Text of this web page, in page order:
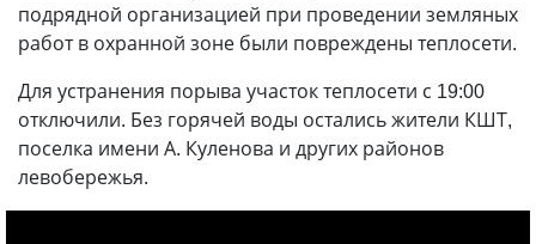
подрядной организацией при проведении земляных
работ в охранной зоне были повреждены теплосети.
Для устранения порыва участок теплосети с 19:00
отключили. Без горячей воды остались жители КШТ,
поселка имени А. Куленова и других районов
левобережья.